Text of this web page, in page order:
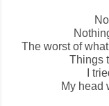
The worst of
Things
I
My head